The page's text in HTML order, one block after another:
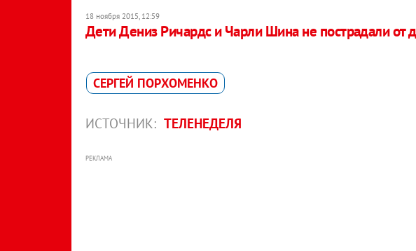
18 ноября 2015, 12:59
Дети Дениз Ричардс и Чарли Шина не пострадали от
СЕРГЕЙ ПОРХОМЕНКО
ИСТОЧНИК: ТЕЛЕНЕДЕЛЯ
РЕКЛАМА